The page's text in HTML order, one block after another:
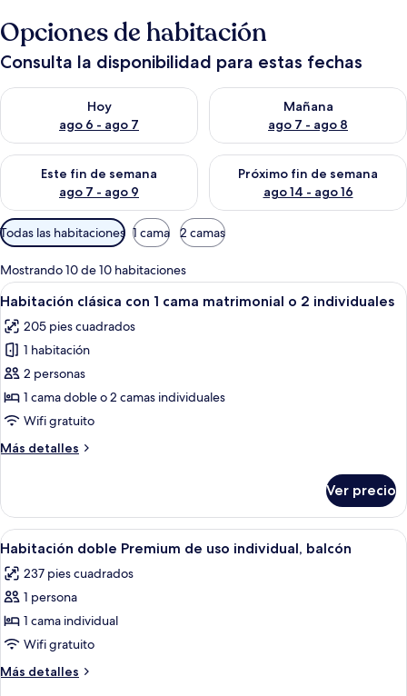
Opciones de habitación
Consulta la disponibilidad para estas fechas
Hoy
ago 6 - ago 7
Consulta la disponibilidad para hoy ago 6 - ago 7
Mañana
ago 7 - ago 8
Consulta la disponibilidad
Este fin de semana
ago 7 - ago 9
Consulta la disponibilidad para este fin de semana ago 7 -
Próximo fin de semana
ago 14 - ago 16
Consulta la disponibilidad
Filtros
disponibles
para
las
habitaciones
Todas las habitaciones 1 cama 2 camas
Mostrando 10 de 10 habitaciones
Abrir
todas
las
fotos
de
Habitación
clásica
1
o
2
individuales
Una habitación de hotel moderna
5
Habitación clásica con 1 cama matrimonial o 2 individuales
205 pies cuadrados
1 habitación
2 personas
1 cama doble o 2 camas individuales
Wifi gratuito
Más detalles
Más
clásica
con
1
matrimonial
o
individuales
Ver precio
Abrir
todas
las
fotos
de
Habitación
doble
Premium
Habitación de hotel con cama,
6
Habitación doble Premium de uso individual, balcón
237 pies cuadrados
1 persona
1 cama individual
Wifi gratuito
Más detalles
Más